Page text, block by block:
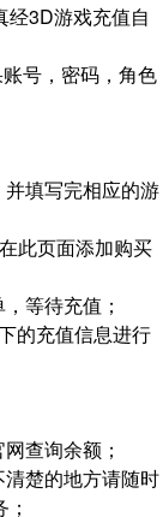
经3D游戏充值自
号，密码，角色
填写完相应的游
此页面添加购买
等待充值；
的充值信息进行
查询余额；
楚的地方请随时